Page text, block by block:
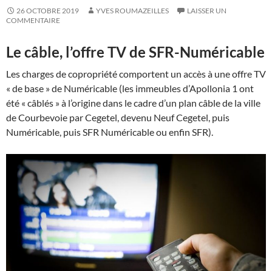
26 OCTOBRE 2019 YVES ROUMAZEILLES
LAISSER UN
COMMENTAIRE
Le câble, l’offre TV de SFR-Numéricable
Les charges de copropriété comportent un accès à une offre TV
« de base » de Numéricable (les immeubles d’Apollonia 1 ont
été « câblés » à l’origine dans le cadre d’un plan câble de la ville
de Courbevoie par Cegetel, devenu Neuf Cegetel, puis
Numéricable, puis SFR Numéricable ou enfin SFR).